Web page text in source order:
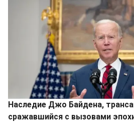
Наследие Джо Байдена,
сражавшийся с вызовами